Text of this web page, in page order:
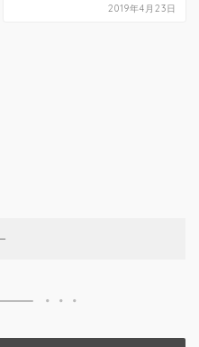
2019年4月23日